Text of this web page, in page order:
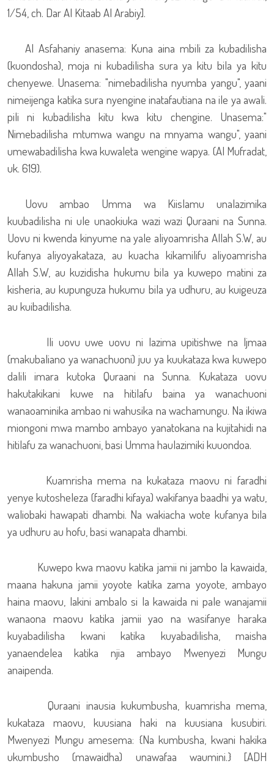
1/54, ch. Dar Al Kitaab Al Arabiy].
Al Asfahaniy anasema: Kuna aina mbili za kubadilisha
(kuondosha), moja ni kubadilisha sura ya kitu bila ya kitu
chenyewe. Unasema: "nimebadilisha nyumba yangu", yaani
nimeijenga katika sura nyengine inatafautiana na ile ya awali.
pili ni kubadilisha kitu kwa kitu chengine. Unasema:"
Nimebadilisha mtumwa wangu na mnyama wangu", yaani
umewabadilisha kwa kuwaleta wengine wapya. (Al Mufradat,
uk. 619).
Uovu ambao Umma wa Kiislamu unalazimika
kuubadilisha ni ule unaokiuka wazi wazi Quraani na Sunna.
Uovu ni kwenda kinyume na yale aliyoamrisha Allah S.W, au
kufanya aliyoyakataza, au kuacha kikamilifu aliyoamrisha
Allah S.W, au kuzidisha hukumu bila ya kuwepo matini za
kisheria, au kupunguza hukumu bila ya udhuru, au kuigeuza
au kuibadilisha.
Ili uovu uwe uovu ni lazima upitishwe na Ijmaa
(makubaliano ya wanachuoni) juu ya kuukataza kwa kuwepo
dalili imara kutoka Quraani na Sunna. Kukataza uovu
hakutakikani kuwe na hitilafu baina ya wanachuoni
wanaoaminika ambao ni wahusika na wachamungu. Na ikiwa
miongoni mwa mambo ambayo yanatokana na kujitahidi na
hitilafu za wanachuoni, basi Umma haulazimiki kuuondoa.
Kuamrisha mema na kukataza maovu ni faradhi
yenye kutosheleza (faradhi kifaya) wakifanya baadhi ya watu,
waliobaki hawapati dhambi. Na wakiacha wote kufanya bila
ya udhuru au hofu, basi wanapata dhambi.
Kuwepo kwa maovu katika jamii ni jambo la kawaida,
maana hakuna jamii yoyote katika zama yoyote, ambayo
haina maovu, lakini ambalo si la kawaida ni pale wanajamii
wanaona maovu katika jamii yao na wasifanye haraka
kuyabadilisha kwani katika kuyabadilisha, maisha
yanaendelea katika njia ambayo Mwenyezi Mungu
anaipenda.
Quraani inausia kukumbusha, kuamrisha mema,
kukataza maovu, kuusiana haki na kuusiana kusubiri.
Mwenyezi Mungu amesema: {Na kumbusha, kwani hakika
ukumbusho (mawaidha) unawafaa waumini.} [ADH